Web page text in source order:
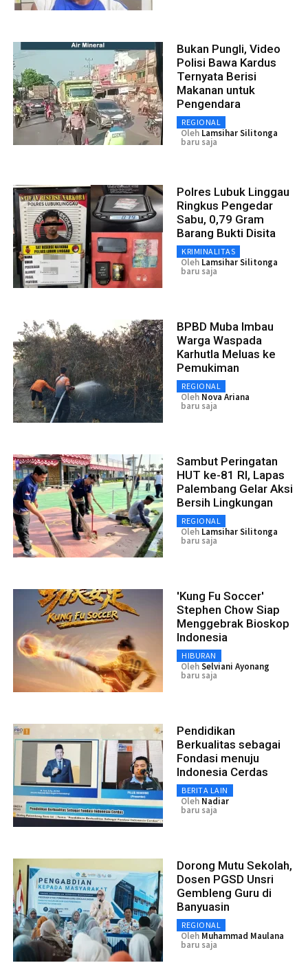
Bukan Pungli, Video
Polisi Bawa Kardus
Ternyata Berisi
Makanan untuk
Pengendara
REGIONAL
Oleh Lamsihar Silitonga
baru saja
Polres Lubuk Linggau
Ringkus Pengedar
Sabu, 0,79 Gram
Barang Bukti Disita
KRIMINALITAS
Oleh Lamsihar Silitonga
baru saja
BPBD Muba Imbau
Warga Waspada
Karhutla Meluas ke
Pemukiman
REGIONAL
Oleh Nova Ariana
baru saja
Sambut Peringatan
HUT ke-81 RI, Lapas
Palembang Gelar Aksi
Bersih Lingkungan
REGIONAL
Oleh Lamsihar Silitonga
baru saja
'Kung Fu Soccer'
Stephen Chow Siap
Menggebrak Bioskop
Indonesia
HIBURAN
OlehSelviani Ayonang
baru saja
Pendidikan
Berkualitas sebagai
Fondasi menuju
Indonesia Cerdas
BERITA LAIN
Oleh Nadiar
baru saja
Dorong Mutu Sekolah,
Dosen PGSD Unsri
Gembleng Guru di
Banyuasin
REGIONAL
Oleh Muhammad Maulana
baru saja